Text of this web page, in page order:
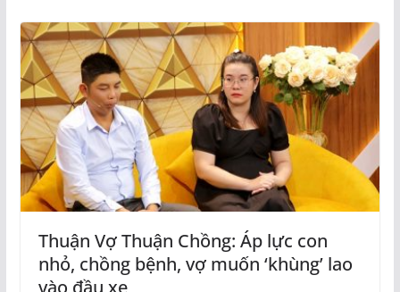
Thuận Vợ Thuận Chồng: Áp lực con
nhỏ, chồng bệnh, vợ muốn ‘khùng’ lao
vào đầu xe